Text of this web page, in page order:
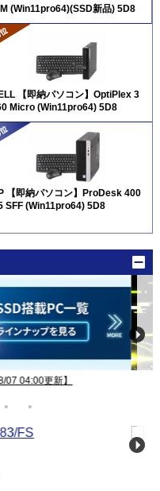
(Win11pro64)(SSD新品) 5D8
【即納パソコン】OptiPlex 3
Micro (Win11pro64) 5D8
【即納パソコン】ProDesk 400
SFF (Win11pro64) 5D8
【26/08/07 04:00更新】